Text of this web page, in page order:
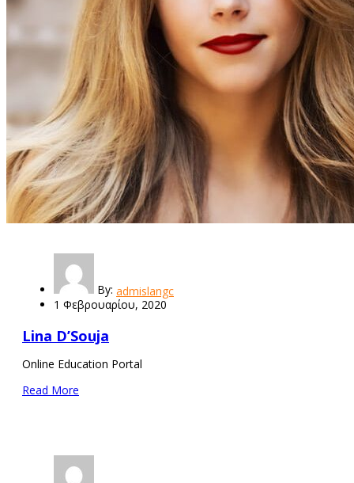
By: admislangc
1 Φεβρουαρίου, 2020
Lina D’Souja
Online Education Portal
Read More